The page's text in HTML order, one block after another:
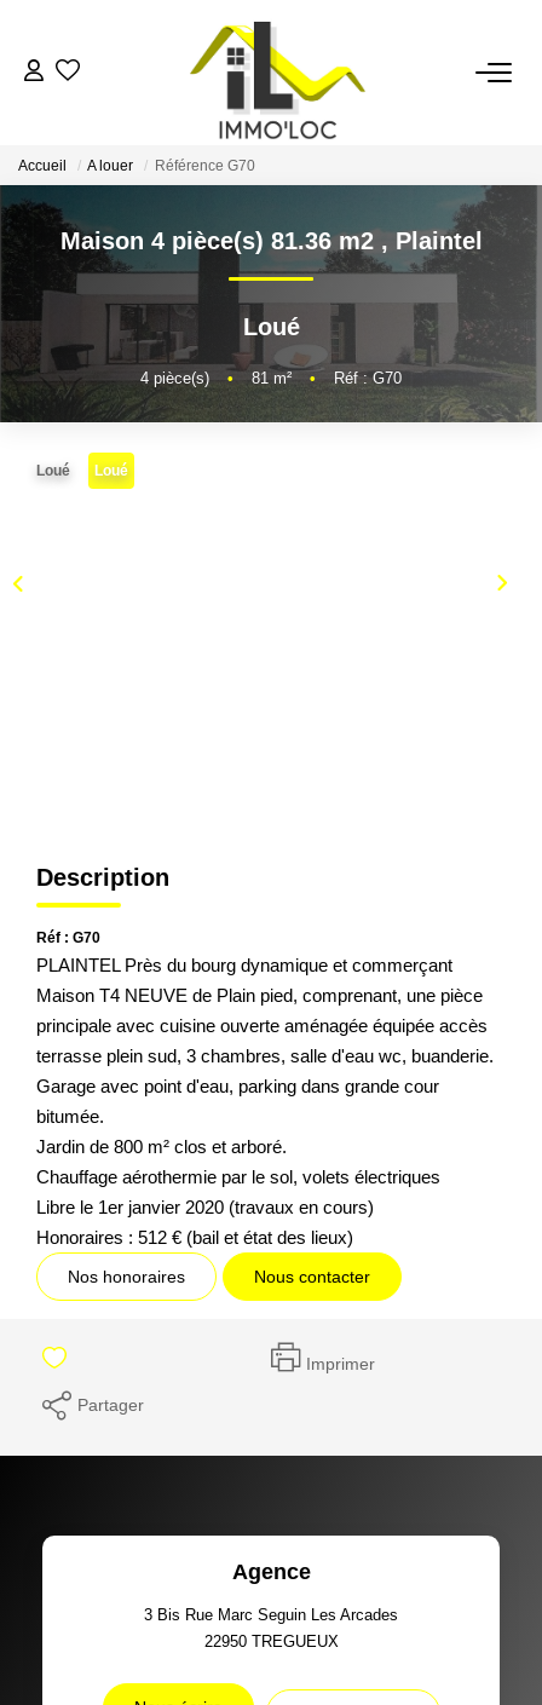
ACCUEIL
FAIRE GÉRER
MON AGENCE
AVIS CLIENTS
Accueil A louer Référence G70
Maison 4 pièce(s) 81.36 m2 , Plaintel
Loué
4 pièce(s) • 81 m² • Réf : G70
Loué Loué
Description
Réf : G70
PLAINTEL Près du bourg dynamique et commerçant
Maison T4 NEUVE de Plain pied, comprenant, une pièce
principale avec cuisine ouverte aménagée équipée accès
terrasse plein sud, 3 chambres, salle d'eau wc, buanderie.
Garage avec point d'eau, parking dans grande cour
bitumée.
Jardin de 800 m² clos et arboré.
Chauffage aérothermie par le sol, volets électriques
Libre le 1er janvier 2020 (travaux en cours)
Honoraires : 512 € (bail et état des lieux)
Nos honoraires Nous contacter
Imprimer
Partager
Agence
3 Bis Rue Marc Seguin Les Arcades
22950 TREGUEUX